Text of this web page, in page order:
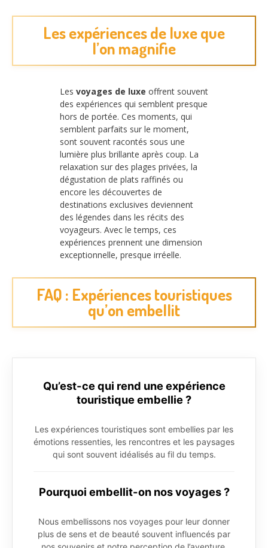
Les expériences de luxe que
l’on magnifie
Les voyages de luxe offrent souvent
des expériences qui semblent presque
hors de portée. Ces moments, qui
semblent parfaits sur le moment,
sont souvent racontés sous une
lumière plus brillante après coup. La
relaxation sur des plages privées, la
dégustation de plats raffinés ou
encore les découvertes de
destinations exclusives deviennent
des légendes dans les récits des
voyageurs. Avec le temps, ces
expériences prennent une dimension
exceptionnelle, presque irréelle.
FAQ : Expériences touristiques
qu’on embellit
Qu’est-ce qui rend une expérience
touristique embellie ?
Les expériences touristiques sont embellies par les
émotions ressenties, les rencontres et les paysages
qui sont souvent idéalisés au fil du temps.
Pourquoi embellit-on nos voyages ?
Nous embellissons nos voyages pour leur donner
plus de sens et de beauté souvent influencés par